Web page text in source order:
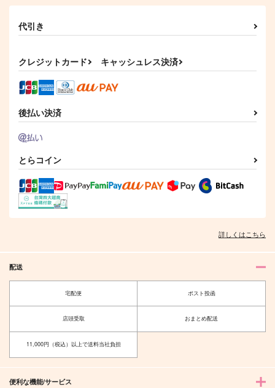
代引き
クレジットカード キャッシュレス決済
後払い決済
とらコイン
詳しくはこちら
配送
宅配便 ポスト投函
店頭受取 おまとめ配送
11,000円（税込）以上で送料当社負担
便利な機能/サービス